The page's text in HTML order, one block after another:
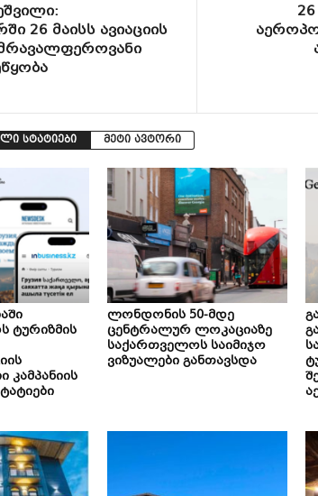
26 მაისს ავიაციის
სტატიები მეტი ავტორი
ტურიზმის
კამპანიის
ლონდონის 50-მდე
ცენტრალურ ლოკაციაზე
საქართველოს საიმიჯო
ვიზუალები განთავსდა